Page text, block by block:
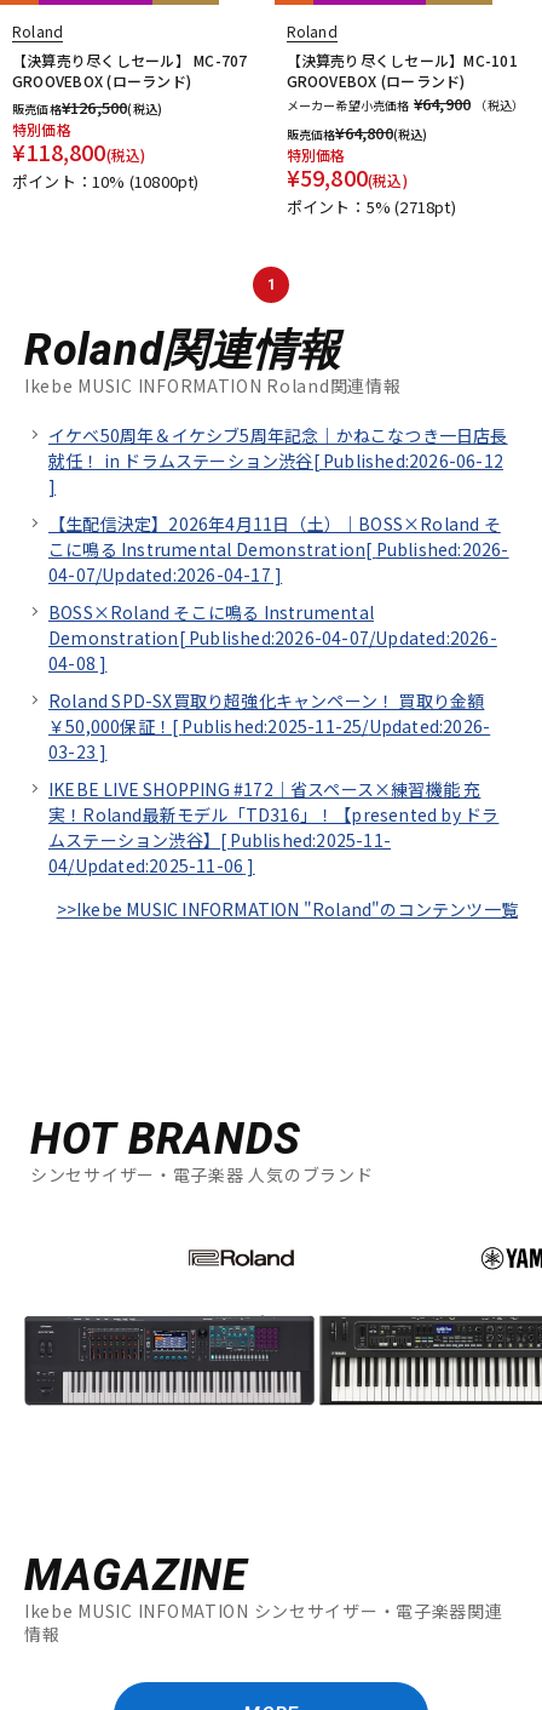
Roland
【決算売り尽くしセール】 MC-707
GROOVEBOX (ローランド)
販売価格¥126,500(税込)
特別価格
¥118,800(税込)
ポイント：10% (10800pt)
Roland
【決算売り尽くしセール】MC-101
GROOVEBOX (ローランド)
メーカー希望小売価格 ¥64,900
（税込）
販売価格¥64,800(税込)
特別価格
¥59,800(税込)
ポイント：5%(2718pt)
1
Roland関連情報
Ikebe MUSIC INFORMATION Roland関連情報
イケベ50周年＆イケシブ5周年記念｜かねこなつき一日店長
就任！ in ドラムステーション渋谷[ Published:2026-06-12
]
【生配信決定】2026年4月11日（土）｜BOSS×Roland そ
こに鳴る Instrumental Demonstration[ Published:2026-
04-07/Updated:2026-04-17 ]
BOSS×Roland そこに鳴る Instrumental
Demonstration[ Published:2026-04-07/Updated:2026-
04-08 ]
Roland SPD-SX買取り超強化キャンペーン！ 買取り金額
￥50,000保証！[ Published:2025-11-25/Updated:2026-
03-23 ]
IKEBE LIVE SHOPPING #172｜省スペース×練習機能 充
実！Roland最新モデル「TD316」！【presented by ドラ
ムステーション渋谷】[ Published:2025-11-
04/Updated:2025-11-06 ]
>>Ikebe MUSIC INFORMATION "Roland"のコンテンツ一覧
HOT BRANDS
シンセサイザー・電子楽器 人気のブランド
MAGAZINE
Ikebe MUSIC INFOMATION シンセサイザー・電子楽器関連
情報